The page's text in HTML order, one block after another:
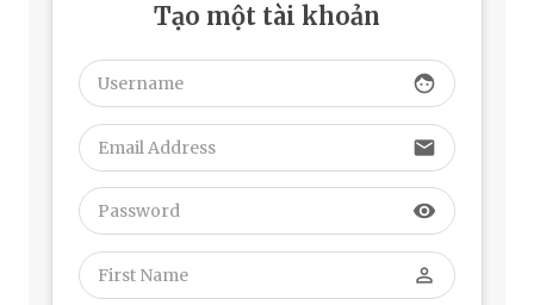
Tạo một tài khoản
face
email
visibility
perm_identity